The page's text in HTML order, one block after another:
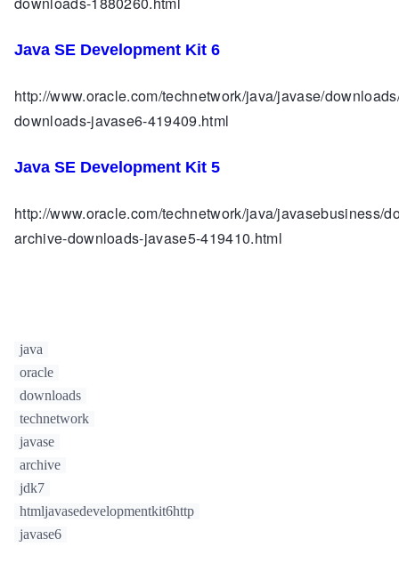
Java SE Development Kit 6
http://www.oracle.com/technetwork/java/javase/
downloads-javase6-419409.html
Java SE Development Kit 5
http://www.oracle.com/technetwork/java/javasebusiness/
archive-downloads-javase5-419410.html
java
oracle
downloads
technetwork
javase
archive
jdk7
htmljavasedevelopmentkit6http
javase6